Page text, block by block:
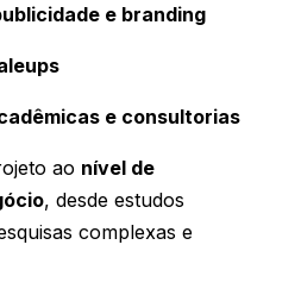
e branding
e consultorias
ao nível de
, desde estudos
complexas e